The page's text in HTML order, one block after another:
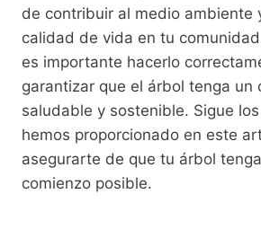
de contribuir al medio ambiente
calidad de vida en tu
es importante hacerlo
garantizar que el árbol tenga un
saludable y sostenible. Sigue
hemos proporcionado en este
asegurarte de que tu árbol
comienzo posible.